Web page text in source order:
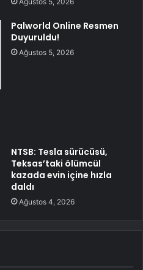
Palworld Online Resmen
Duyuruldu!
Ağustos 5, 2026
NTSB: Tesla sürücüsü,
Teksas’taki ölümcül
kazada evin içine hızla
daldı
Ağustos 4, 2026